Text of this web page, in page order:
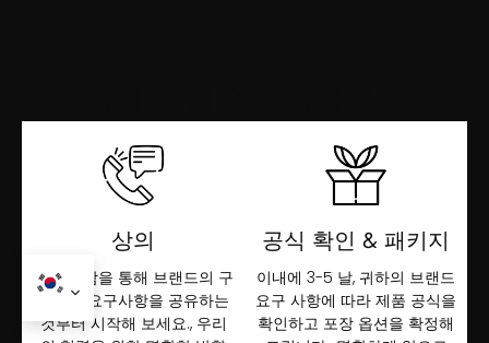
상의
맞춤 상담을 통해 브랜드의 구
체적인 요구사항을 공유하는
것부터 시작해 보세요., 우리
공식 확인 & 패키지
이내에 3-5 날, 귀하의 브랜드
요구 사항에 따라 제품 공식을
확인하고 포장 옵션을 확정해